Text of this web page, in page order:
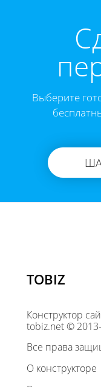
Выберите
TOBIZ
Конструктор
tobiz.net ©
Все права
О конструкторе